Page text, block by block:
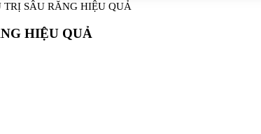
SÂU RĂNG HIỆU QUẢ
HIỆU QUẢ